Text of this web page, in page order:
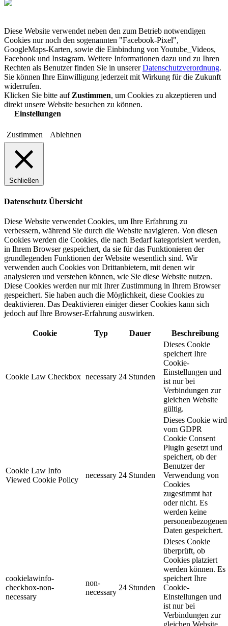
Diese Website verwendet neben den zum Betrieb notwendigen
Cookies nur noch den sogenannten "Facebook-Pixel",
GoogleMaps-Karten, sowie die Einbindung von Youtube_Videos,
Facebook und Instagram. Weitere Informationen dazu und zu Ihren
Rechten als Benutzer finden Sie in unsererDatenschutzverordnung.
Sie können Ihre Einwilligung jederzeit mit Wirkung für die Zukunft
widerrufen.
Klicken Sie bitte aufZustimmen, um Cookies zu akzeptieren und
direkt unsere Website besuchen zu können.
Einstellungen
Zustimmen Ablehnen
Schließen
Datenschutz Übersicht
Diese Website verwendet Cookies, um Ihre Erfahrung zu
verbessern, während Sie durch die Website navigieren. Von diesen
Cookies werden die Cookies, die nach Bedarf kategorisiert werden,
in Ihrem Browser gespeichert, da sie für das Funktionieren der
grundlegenden Funktionen der Website wesentlich sind. Wir
verwenden auch Cookies von Drittanbietern, mit denen wir
analysieren und verstehen können, wie Sie diese Website nutzen.
Diese Cookies werden nur mit Ihrer Zustimmung in Ihrem Browser
gespeichert. Sie haben auch die Möglichkeit, diese Cookies zu
deaktivieren. Das Deaktivieren einiger dieser Cookies kann sich
jedoch auf Ihre Browser-Erfahrung auswirken.
Cookie Typ Dauer Beschreibung
Cookie Law Checkbox necessary 24 Stunden
Dieses Cookie
speichert Ihre
Cookie-
Einstellungen und
ist nur bei
Verbindungen zur
gleichen Website
gültig.
Cookie Law Info
Viewed Cookie Policy
necessary 24 Stunden
Dieses Cookie wird
vom GDPR
Cookie Consent
Plugin gesetzt und
speichert, ob der
Benutzer der
Verwendung von
Cookies
zugestimmt hat
oder nicht. Es
werden keine
personenbezogenen
Daten gespeichert.
cookielawinfo-
checkbox-non-
necessary
non-
necessary
24 Stunden
Dieses Cookie
überprüft, ob
Cookies platziert
werden können. Es
speichert Ihre
Cookie-
Einstellungen und
ist nur bei
Verbindungen zur
gleichen Website